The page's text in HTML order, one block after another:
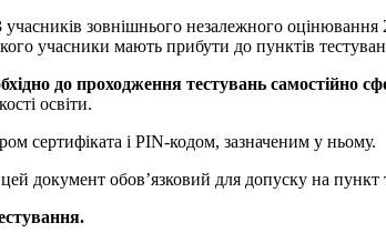
зовнішнього незалежного
учасники мають прибути до пунктів
до проходження тестувань самостійно
освіти.
сертифіката і PIN-кодом, зазначеним у ньому.
документ обов’язковий для допуску на пункт